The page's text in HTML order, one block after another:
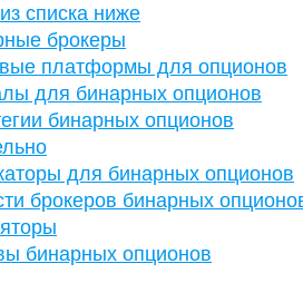
списка ниже
брокеры
платформы для опционов
для бинарных опционов
бинарных опционов
для бинарных опционов
брокеров бинарных
бинарных опционов